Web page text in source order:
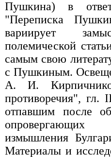
Пушкина) в
"Переписка
вариирует
полемической
самым свою
с Пушкиным.
А. И.
противоречия", гл.
отпавшим после
опровергающих
измышления
Материалы и